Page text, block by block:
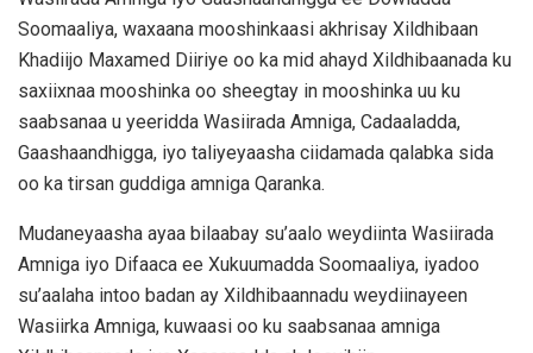
Soomaaliya, waxaana mooshinkaasi akhrisay Xildhibaan
Khadiijo Maxamed Diiriye oo ka mid ahayd Xildhibaanada ku
saxiixnaa mooshinka oo sheegtay in mooshinka uu ku
saabsanaa u yeeridda Wasiirada Amniga, Cadaaladda,
Gaashaandhigga, iyo taliyeyaasha ciidamada qalabka sida
oo ka tirsan guddiga amniga Qaranka.
Mudaneyaasha ayaa bilaabay su’aalo weydiinta Wasiirada
Amniga iyo Difaaca ee Xukuumadda Soomaaliya, iyadoo
su’aalaha intoo badan ay Xildhibaannadu weydiinayeen
Wasiirka Amniga, kuwaasi oo ku saabsanaa amniga